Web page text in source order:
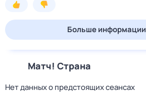
Больше информации
Матч! Страна
Нет данных о предстоящих сеансах